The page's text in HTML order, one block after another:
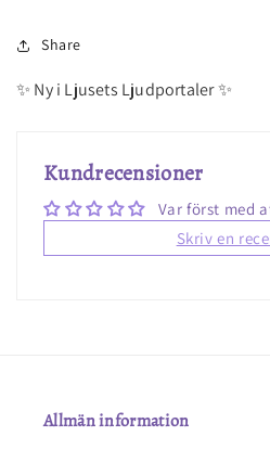
Share
✨ Ny i Ljusets Ljudportaler ✨
Kundrecensioner
Var först med
Skriv en
Allmän information